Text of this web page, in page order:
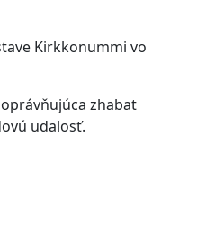
zhabat
udalosť.